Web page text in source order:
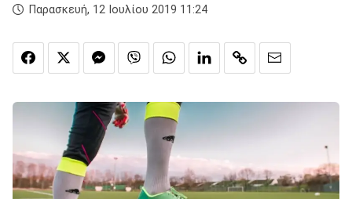
Παρασκευή, 12 Ιουλίου 2019 11:24